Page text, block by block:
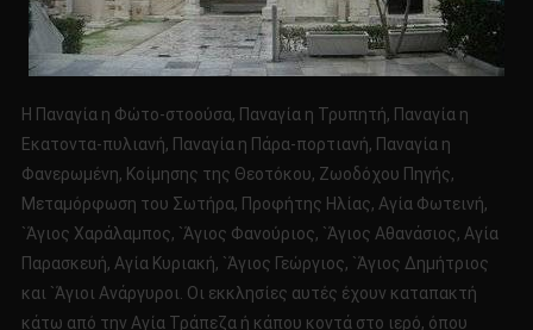
Η Παναγία η Φώτο-στοούσα, Παναγία η Τρυπητή, Παναγία η
Εκατοντα-πυλιανή, Παναγία η Πάρα-πορτιανή, Παναγία η
Φανερωμένη, Κοίμησης της Θεοτόκου, Ζωοδόχου Πηγής,
Μεταμόρφωση του Σωτήρα, Προφήτης Ηλίας, Αγία Φωτεινή,
`Άγιος Χαράλαμπος, `Άγιος Φανούριος, `Άγιος Αθανάσιος, Αγία
Παρασκευή, Αγία Κυριακή, `Άγιος Γεώργιος, `Άγιος Δημήτριος
και `Άγιοι Ανάργυροι. Οι εκκλησίες αυτές έχουν καταπακτή
κάτω από την Αγία Τράπεζα ή κάπου κοντά στο ιερό, όπου